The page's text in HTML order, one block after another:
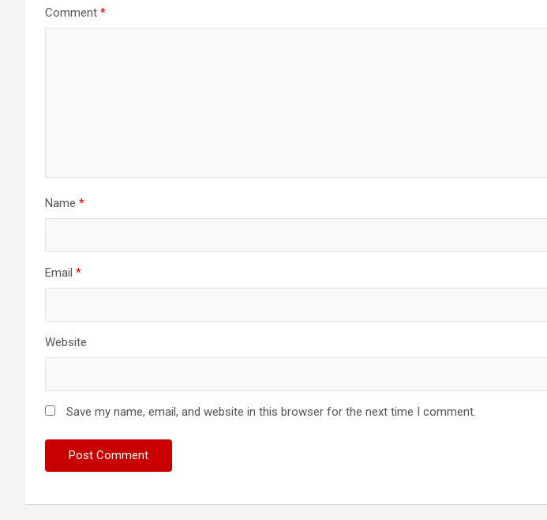
Comment *
Name *
Email *
Website
Save my name, email, and website in this browser for the next time I comment.